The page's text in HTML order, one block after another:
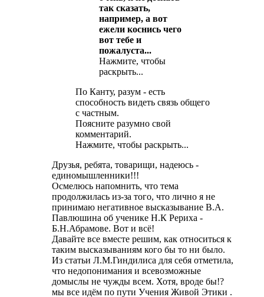
так сказать,
например, а вот
ежели коснись чего
вот тебе и
пожалуста...
Нажмите, чтобы
раскрыть...
По Канту, разум - есть
способность видеть связь общего
с частным.
Поясните разумно свой
комментарий.
Нажмите, чтобы раскрыть...
Друзья, ребята, товарищи, надеюсь -
единомышленники!!!
Осмелюсь напомнить, что тема
продолжилась из-за того, что лично я не
принимаю негативное высказывание В.А.
Павлюшина об ученике Н.К Рериха -
Б.Н.Абрамове. Вот и всё!
Давайте все вместе решим, как относиться к
таким высказываниям кого бы то ни было.
Из статьи Л.М.Гиндилиса для себя отметила,
что недопонимания и всевозможные
домыслы не чужды всем. Хотя, вроде бы!?
мы все идём по пути Учения Живой Этики .